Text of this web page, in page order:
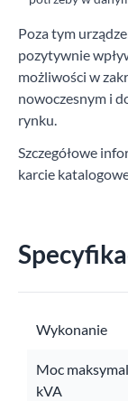
Poza tym
pozytywnie
możliwości w
nowoczesnym i
rynku.
Szczegółowe
karcie
Wykonanie
Moc
kVA